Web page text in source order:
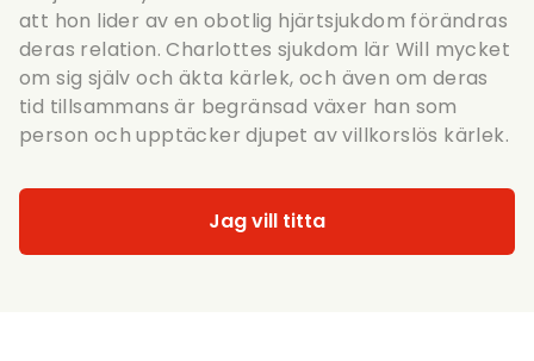
att hon lider av en obotlig hjärtsjukdom förändras
deras relation. Charlottes sjukdom lär Will mycket
om sig själv och äkta kärlek, och även om deras
tid tillsammans är begränsad växer han som
person och upptäcker djupet av villkorslös kärlek.
Jag vill titta